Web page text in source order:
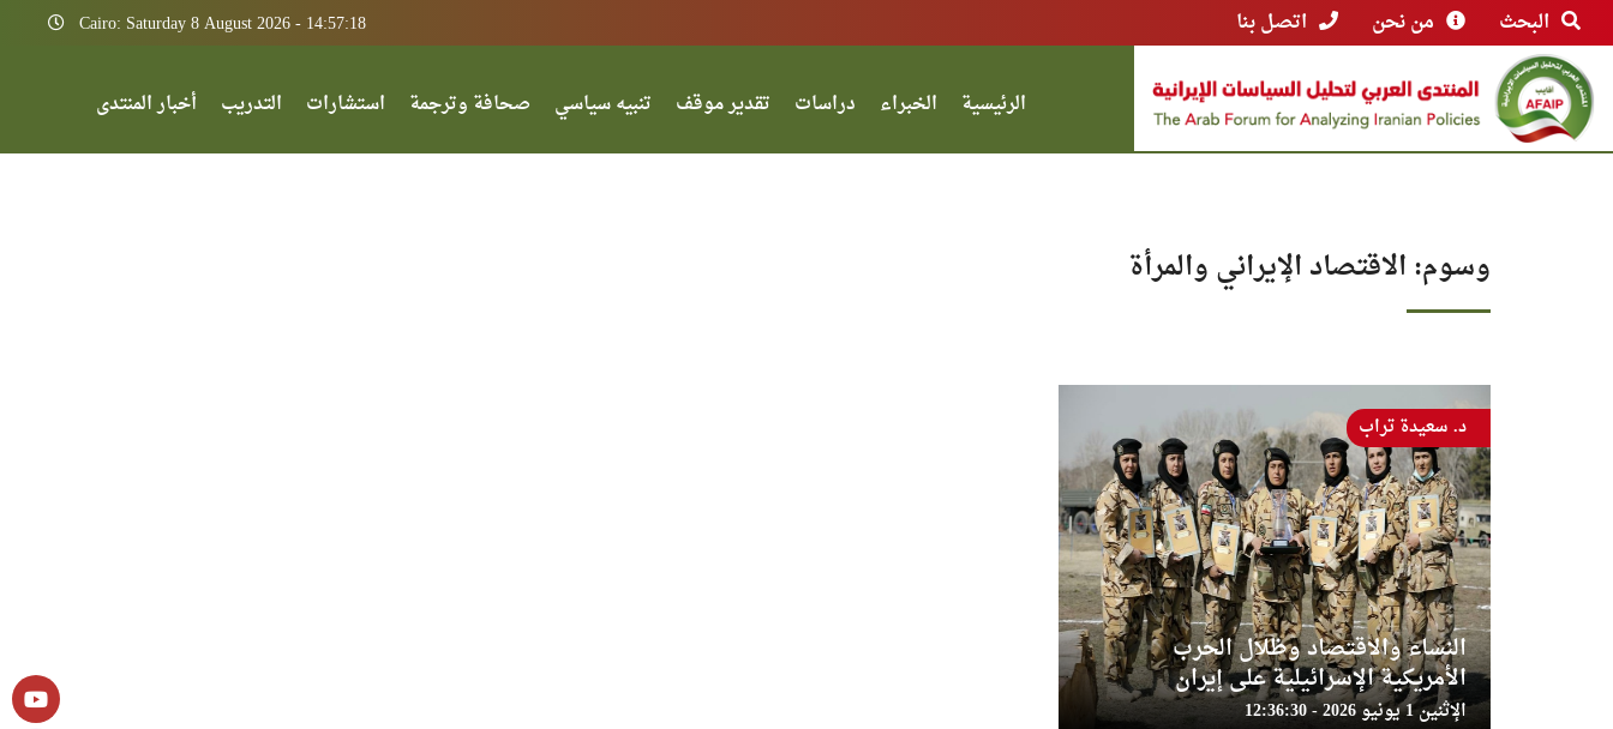
البحث من نحن اتصل بنا Cairo: Saturday 8 August 2026 - 14:57:18
الرئيسية الخبراء دراسات تقدير موقف تنبيه سياسي صحافة وترجمة استشارات التدريب أخبار المنتدى
وسوم: الاقتصاد الإيراني والمرأة
النساء والاقتصاد وظلال الحرب
الأمريكية الإسرائيلية على إيران
الإثنين 1 يونيو 2026 - 12:36:30
د. سعيدة تراب